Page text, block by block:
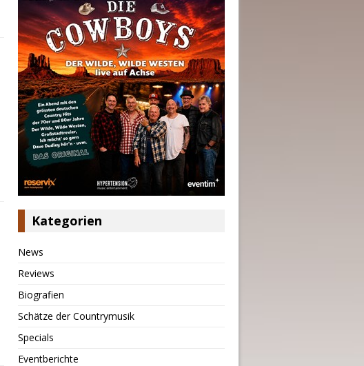
Kategorien
News
Reviews
Biografien
Schätze der Countrymusik
Specials
Eventberichte